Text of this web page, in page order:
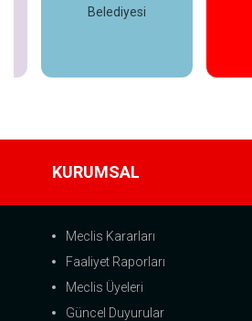
Belediyesi
KURUMSAL
Meclis Kararları
Faaliyet Raporları
Meclis Üyeleri
Güncel Duyurular